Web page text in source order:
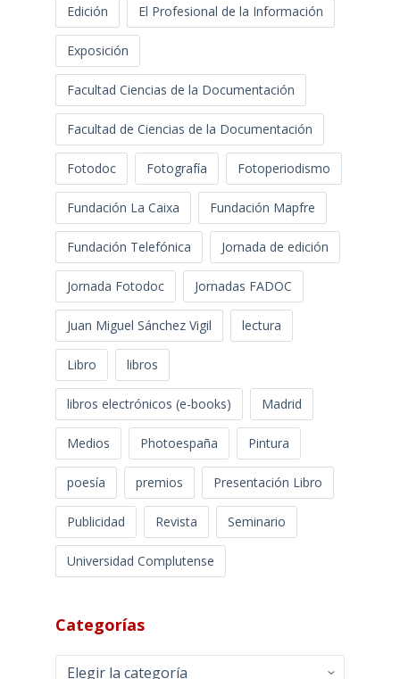
Edición El Profesional de la Información
Exposición
Facultad Ciencias de la Documentación
Facultad de Ciencias de la Documentación
Fotodoc Fotografía Fotoperiodismo
Fundación La Caixa Fundación Mapfre
Fundación Telefónica Jornada de edición
Jornada Fotodoc Jornadas FADOC
Juan Miguel Sánchez Vigil lectura
Libro libros
libros electrónicos (e-books) Madrid
Medios Photoespaña Pintura
poesía premios Presentación Libro
Publicidad Revista Seminario
Universidad Complutense
Categorías
Categorías